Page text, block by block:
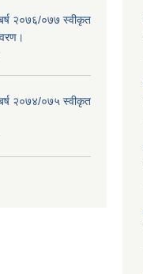
बर्ष २०७६/०७७ स्वीकृत
बर्ष २०७४/०७५ स्वीकृत